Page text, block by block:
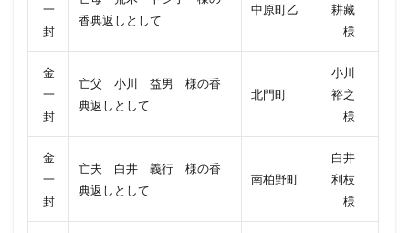
一
封
香典返しとして
中原町乙
耕藏
様
金
一
封
亡父 小川 益男 様の香
典返しとして
北門町
小川
裕之
様
金
一
封
亡夫 白井 義行 様の香
典返しとして
南柏野町
白井
利枝
様